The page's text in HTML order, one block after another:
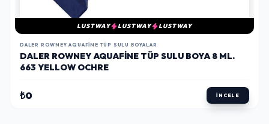
LUSTWAY LUSTWAY LUSTWAY
DALER ROWNEY AQUAFINE TÜP SULU BOYALAR
DALER ROWNEY AQUAFINE TÜP SULU BOYA 8 ML.
663 YELLOW OCHRE
₺0 İNCELE